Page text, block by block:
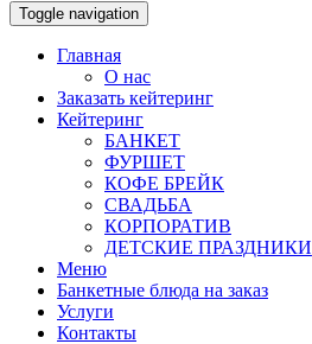
Toggle navigation
Главная
О нас
Заказать кейтеринг
Кейтеринг
БАНКЕТ
ФУРШЕТ
КОФЕ БРЕЙК
СВАДЬБА
КОРПОРАТИВ
ДЕТСКИЕ ПРАЗДНИКИ
Меню
Банкетные блюда на заказ
Услуги
Контакты